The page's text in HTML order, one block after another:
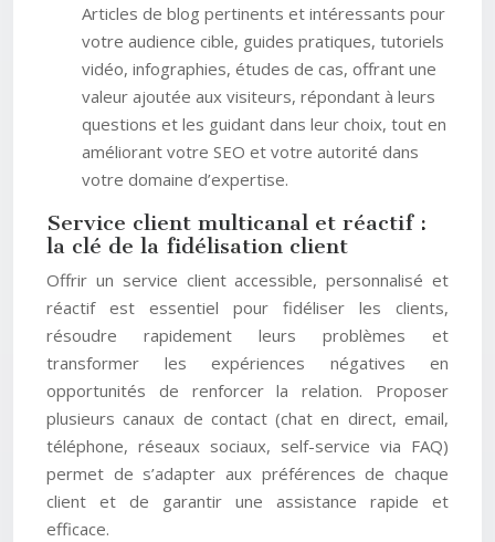
Articles de blog pertinents et intéressants pour
votre audience cible, guides pratiques, tutoriels
vidéo, infographies, études de cas, offrant une
valeur ajoutée aux visiteurs, répondant à leurs
questions et les guidant dans leur choix, tout en
améliorant votre SEO et votre autorité dans
votre domaine d’expertise.
Service client multicanal et réactif :
la clé de la fidélisation client
Offrir un service client accessible, personnalisé et
réactif est essentiel pour fidéliser les clients,
résoudre rapidement leurs problèmes et
transformer les expériences négatives en
opportunités de renforcer la relation. Proposer
plusieurs canaux de contact (chat en direct, email,
téléphone, réseaux sociaux, self-service via FAQ)
permet de s’adapter aux préférences de chaque
client et de garantir une assistance rapide et
efficace.